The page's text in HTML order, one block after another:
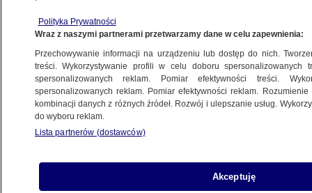
usłyszeli zarzuty. Śmierć 33-letniej Doroty
w Nowym Targu wciąż bulwersuje
Stefania Kulik
6.06.2025, 18:06
Polityka Prywatności
Wraz z naszymi partnerami przetwarzamy dane w celu zapewnienia:
Przechowywanie informacji na urządzeniu lub dostęp do nich.
treści. Wykorzystywanie profili w celu doboru spersonalizowanych
spersonalizowanych reklam. Pomiar efektywności treści.
spersonalizowanych reklam. Pomiar efektywności reklam.
kombinacji danych z różnych źródeł. Rozwój i ulepszanie usług.
do wyboru reklam.
Lista partnerów (dostawców)
Akceptuję